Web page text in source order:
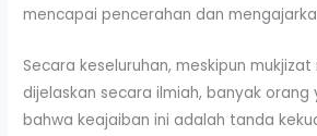
mencapai pencerahan dan
Secara keseluruhan, meskipun
dijelaskan secara ilmiah, banyak
bahwa keajaiban ini adalah tanda